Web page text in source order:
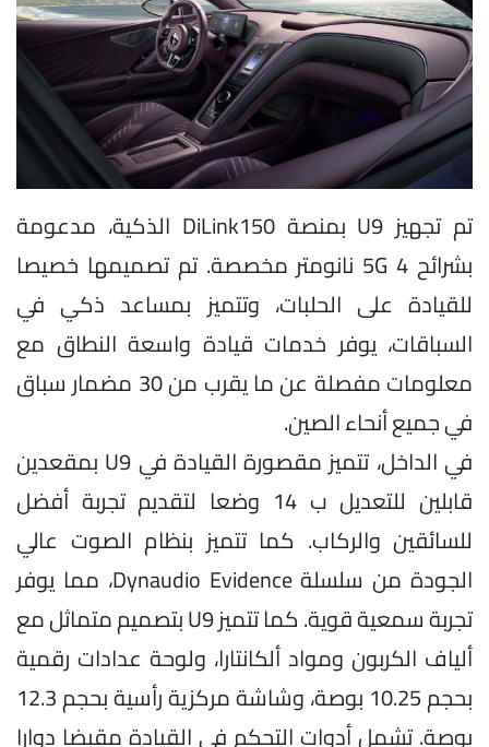
تم تجهيز U9 بمنصة DiLink150 الذكية، مدعومة
بشرائح 5G 4 نانومتر مخصصة. تم تصميمها خصيصا
للقيادة على الحلبات، وتتميز بمساعد ذكي في
السباقات، يوفر خدمات قيادة واسعة النطاق مع
معلومات مفصلة عن ما يقرب من 30 مضمار سباق
في جميع أنحاء الصين.
في الداخل، تتميز مقصورة القيادة في U9 بمقعدين
قابلين للتعديل ب 14 وضعا لتقديم تجربة أفضل
للسائقين والركاب. كما تتميز بنظام الصوت عالي
الجودة من سلسلة Dynaudio Evidence، مما يوفر
تجربة سمعية قوية. كما تتميز U9 بتصميم متماثل مع
ألياف الكربون ومواد ألكانتارا، ولوحة عدادات رقمية
بحجم 10.25 بوصة، وشاشة مركزية رأسية بحجم 12.3
بوصة. تشمل أدوات التحكم في القيادة مقبضا دوارا